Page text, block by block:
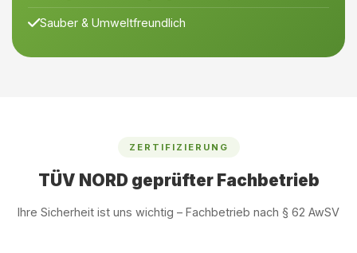
Sauber & Umweltfreundlich
ZERTIFIZIERUNG
TÜV NORD geprüfter Fachbetrieb
Ihre Sicherheit ist uns wichtig – Fachbetrieb nach § 62 AwSV